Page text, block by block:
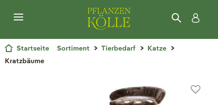
Startseite Sortiment Tierbedarf
Katze
Kratzbäume